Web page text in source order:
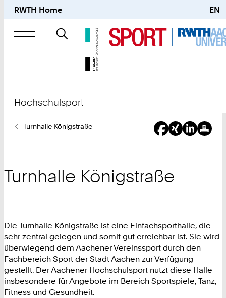
RWTH Home EN
Suche
nach
Hochschulsport
SieTurnhalle Königstraße
Turnhalle Königstraße
Die Turnhalle Königstraße ist eine Einfachsporthalle, die
sehr zentral gelegen und somit gut erreichbar ist. Sie wird
überwiegend dem Aachener Vereinssport durch den
Fachbereich Sport der Stadt Aachen zur Verfügung
gestellt. Der Aachener Hochschulsport nutzt diese Halle
insbesondere für Angebote im Bereich Sportspiele, Tanz,
Fitness und Gesundheit.